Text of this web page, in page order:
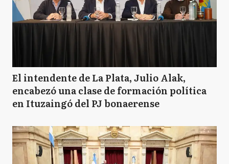
El intendente de La Plata, Julio Alak,
encabezó una clase de formación política
en Ituzaingó del PJ bonaerense